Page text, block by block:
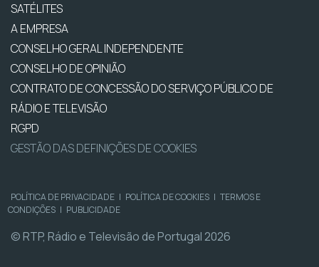
SATÉLITES
A EMPRESA
CONSELHO GERAL INDEPENDENTE
CONSELHO DE OPINIÃO
CONTRATO DE CONCESSÃO DO SERVIÇO PÚBLICO DE
RÁDIO E TELEVISÃO
RGPD
GESTÃO DAS DEFINIÇÕES DE COOKIES
POLÍTICA DE PRIVACIDADE | POLÍTICA DE COOKIES | TERMOS E
CONDIÇÕES | PUBLICIDADE
© RTP, Rádio e Televisão de Portugal 2026